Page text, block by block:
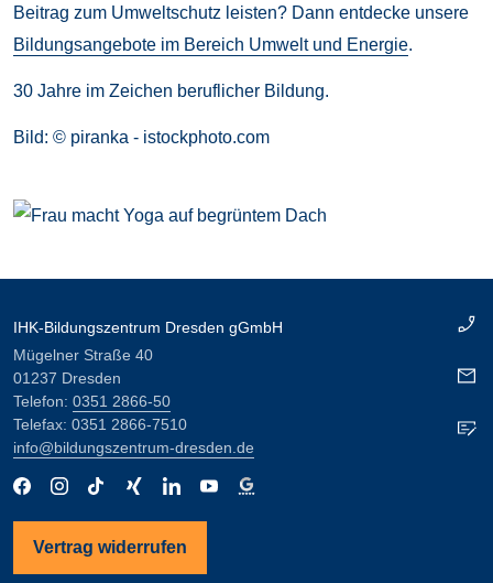
Beitrag zum Umweltschutz leisten? Dann entdecke unsere
Bildungsangebote im Bereich Umwelt und Energie.
30 Jahre im Zeichen beruflicher Bildung.
Bild: © piranka - istockphoto.com
IHK-Bildungszentrum Dresden gGmbH
Mügelner Straße 40
01237 Dresden
Telefon: 0351 2866-50
Telefax: 0351 2866-7510
info@bildungszentrum-dresden.de
Vertrag widerrufen